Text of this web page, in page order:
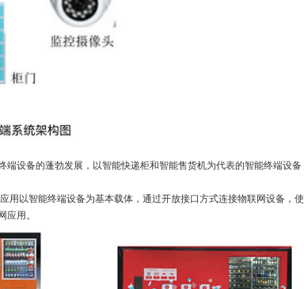
设备的蓬勃发展，以智能快递柜和智能售货机为代表的智能终端设备
以智能终端设备为基本载体，通过开放接口方式连接物联网设备，使
用。